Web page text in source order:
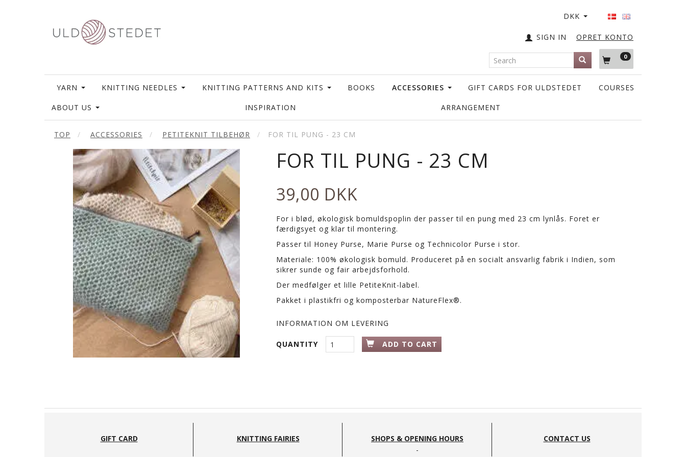
DKK
OPRET KONTO
SIGN IN
0
YARN KNITTING NEEDLES KNITTING PATTERNS AND KITS BOOKS ACCESSORIES GIFT CARDS FOR ULDSTEDET COURSES
ABOUT US INSPIRATION ARRANGEMENT
TOP ACCESSORIES PETITEKNIT TILBEHØR FOR TIL PUNG - 23 CM
FOR TIL PUNG - 23 CM
39,00 DKK
For i blød, økologisk bomuldspoplin der passer til en pung med 23 cm lynlås. Foret er
færdigsyet og klar til montering.
Passer til Honey Purse, Marie Purse og Technicolor Purse i stor.
Materiale: 100% økologisk bomuld. Produceret på en socialt ansvarlig fabrik i Indien, som
sikrer sunde og fair arbejdsforhold.
Der medfølger et lille PetiteKnit-label.
Pakket i plastikfri og komposterbar NatureFlex®.
INFORMATION OM LEVERING
QUANTITY ADD TO CART
GIFT CARD KNITTING FAIRIES SHOPS & OPENING HOURS CONTACT US